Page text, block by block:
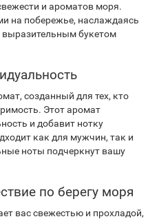
и ароматов моря.
на побережье, наслаждаясь
букетом
созданный для тех, кто
Этот аромат
и добавит нотку
как для мужчин, так и
ноты подчеркнут вашу
по берегу моря
вас свежестью и прохладой,